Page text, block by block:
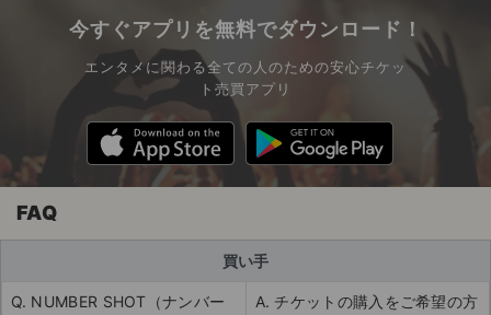
今すぐアプリを無料でダウンロード！
エンタメに関わる全ての人のための安心チケッ
ト売買アプリ
FAQ
買い手
Q. NUMBER SHOT（ナンバー
A. チケットの購入をご希望の方